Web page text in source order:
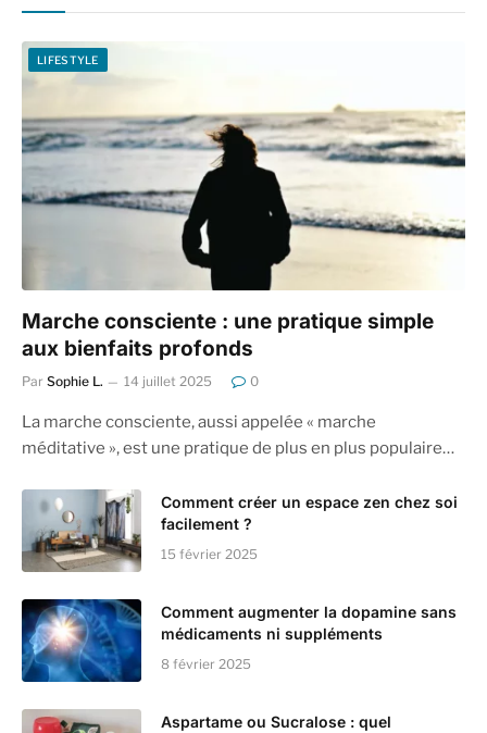
LIFESTYLE
Marche consciente : une pratique simple
aux bienfaits profonds
Par Sophie L. 14 juillet 2025 0
La marche consciente, aussi appelée « marche
méditative », est une pratique de plus en plus populaire…
Comment créer un espace zen chez soi
facilement ?
15 février 2025
Comment augmenter la dopamine sans
médicaments ni suppléments
8 février 2025
Aspartame ou Sucralose : quel